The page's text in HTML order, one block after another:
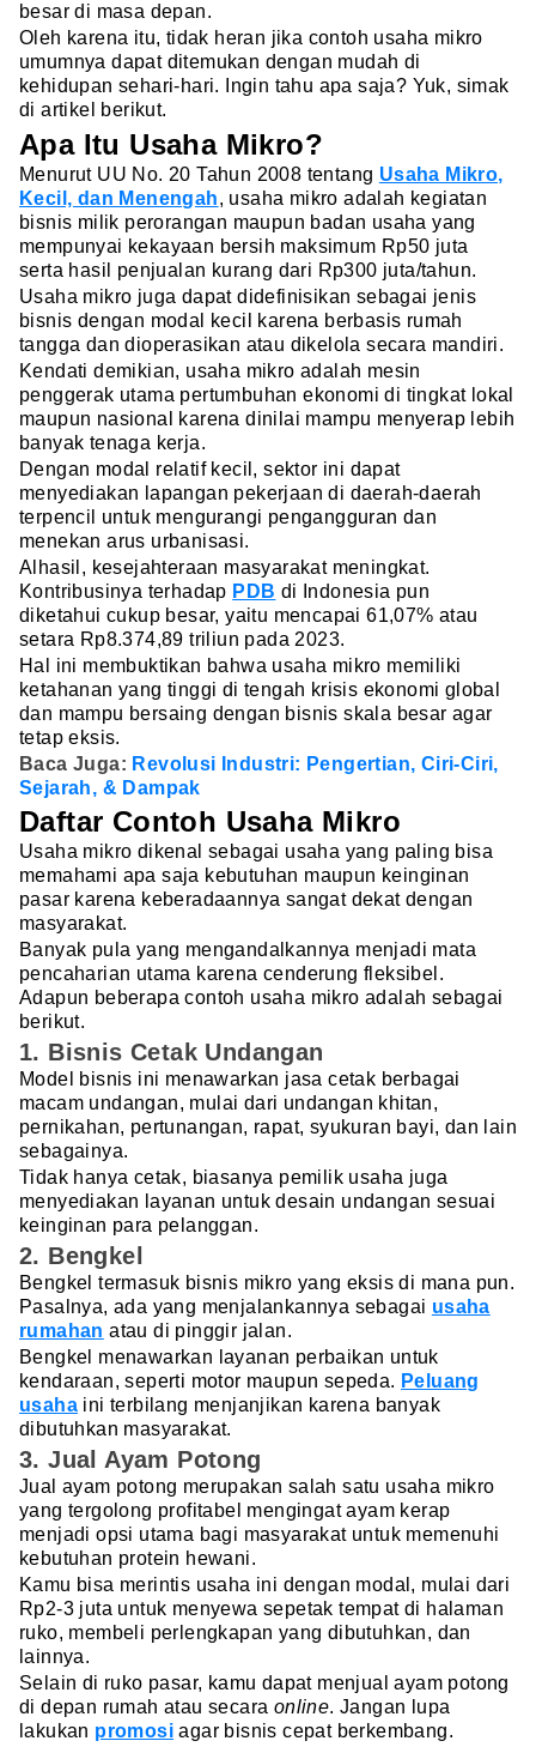
besar di masa depan.
Oleh karena itu, tidak heran jika contoh usaha mikro
umumnya dapat ditemukan dengan mudah di
kehidupan sehari-hari. Ingin tahu apa saja? Yuk, simak
di artikel berikut.
Apa Itu Usaha Mikro?
Menurut UU No. 20 Tahun 2008 tentang Usaha Mikro,
Kecil, dan Menengah, usaha mikro adalah kegiatan
bisnis milik perorangan maupun badan usaha yang
mempunyai kekayaan bersih maksimum Rp50 juta
serta hasil penjualan kurang dari Rp300 juta/tahun.
Usaha mikro juga dapat didefinisikan sebagai jenis
bisnis dengan modal kecil karena berbasis rumah
tangga dan dioperasikan atau dikelola secara mandiri.
Kendati demikian, usaha mikro adalah mesin
penggerak utama pertumbuhan ekonomi di tingkat lokal
maupun nasional karena dinilai mampu menyerap lebih
banyak tenaga kerja.
Dengan modal relatif kecil, sektor ini dapat
menyediakan lapangan pekerjaan di daerah-daerah
terpencil untuk mengurangi pengangguran dan
menekan arus urbanisasi.
Alhasil, kesejahteraan masyarakat meningkat.
Kontribusinya terhadap PDB di Indonesia pun
diketahui cukup besar, yaitu mencapai 61,07% atau
setara Rp8.374,89 triliun pada 2023.
Hal ini membuktikan bahwa usaha mikro memiliki
ketahanan yang tinggi di tengah krisis ekonomi global
dan mampu bersaing dengan bisnis skala besar agar
tetap eksis.
Baca Juga: Revolusi Industri: Pengertian, Ciri-Ciri,
Sejarah, & Dampak
Daftar Contoh Usaha Mikro
Usaha mikro dikenal sebagai usaha yang paling bisa
memahami apa saja kebutuhan maupun keinginan
pasar karena keberadaannya sangat dekat dengan
masyarakat.
Banyak pula yang mengandalkannya menjadi mata
pencaharian utama karena cenderung fleksibel.
Adapun beberapa contoh usaha mikro adalah sebagai
berikut.
1. Bisnis Cetak Undangan
Model bisnis ini menawarkan jasa cetak berbagai
macam undangan, mulai dari undangan khitan,
pernikahan, pertunangan, rapat, syukuran bayi, dan lain
sebagainya.
Tidak hanya cetak, biasanya pemilik usaha juga
menyediakan layanan untuk desain undangan sesuai
keinginan para pelanggan.
2. Bengkel
Bengkel termasuk bisnis mikro yang eksis di mana pun.
Pasalnya, ada yang menjalankannya sebagai usaha
rumahan atau di pinggir jalan.
Bengkel menawarkan layanan perbaikan untuk
kendaraan, seperti motor maupun sepeda. Peluang
usaha ini terbilang menjanjikan karena banyak
dibutuhkan masyarakat.
3. Jual Ayam Potong
Jual ayam potong merupakan salah satu usaha mikro
yang tergolong profitabel mengingat ayam kerap
menjadi opsi utama bagi masyarakat untuk memenuhi
kebutuhan protein hewani.
Kamu bisa merintis usaha ini dengan modal, mulai dari
Rp2-3 juta untuk menyewa sepetak tempat di halaman
ruko, membeli perlengkapan yang dibutuhkan, dan
lainnya.
Selain di ruko pasar, kamu dapat menjual ayam potong
di depan rumah atau secara online. Jangan lupa
lakukan promosi agar bisnis cepat berkembang.